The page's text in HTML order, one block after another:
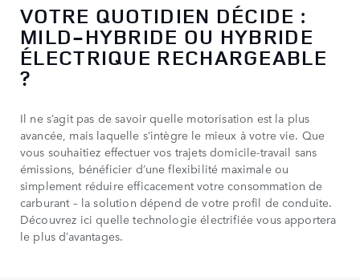
VOTRE QUOTIDIEN DÉCIDE :
MILD-HYBRIDE OU HYBRIDE
ÉLECTRIQUE RECHARGEABLE
?
Il ne s’agit pas de savoir quelle motorisation est la plus
avancée, mais laquelle s’intègre le mieux à votre vie. Que
vous souhaitiez effectuer vos trajets domicile-travail sans
émissions, bénéficier d’une flexibilité maximale ou
simplement réduire efficacement votre consommation de
carburant – la solution dépend de votre profil de conduite.
Découvrez ici quelle technologie électrifiée vous apportera
le plus d’avantages.